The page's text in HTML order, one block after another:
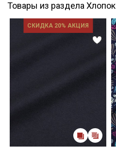
Товары из раздела Хлопок
СКИДКА 20% АКЦИЯ